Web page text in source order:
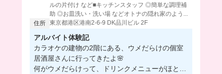
ルの片付け など■キッチンスタッフ ◎簡単な調理補
助 ◎お皿洗い・洗い場 などオトナの隠れ家のよう...
住所 東京都港区港南2-6-9 DK品川ビル 2F
アルバイト体験記
カラオケの建物の2階にある、ウメだらけの個室
居酒屋さんに行ってきたよ🌸
何がウメだらけって、ドリンクメニューがほとん